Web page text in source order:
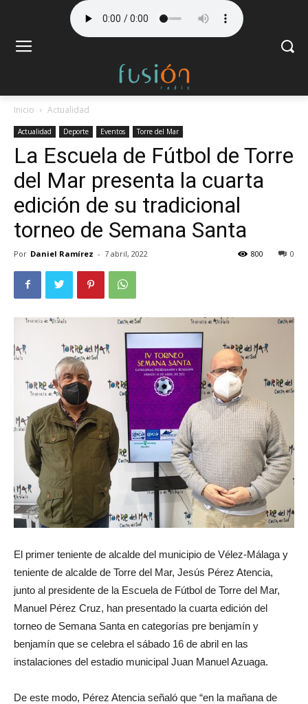
Inicio Actualidad
Actualidad Deporte Eventos Torre del Mar
La Escuela de Fútbol de Torre
del Mar presenta la cuarta
edición de su tradicional
torneo de Semana Santa
Por Daniel Ramírez - 7 abril, 2022 0
800
El primer teniente de alcalde del municipio de Vélez-Málaga y
teniente de alcalde de Torre del Mar, Jesús Pérez Atencia,
junto al presidente de la Escuela de Fútbol de Torre del Mar,
Manuel Pérez Cruz, han presentado la cuarta edición del
torneo de Semana Santa en categorías pre benjamín y
benjamín que se celebra el sábado 16 de abril en las
instalaciones del estadio municipal Juan Manuel Azuaga.
De este modo, Pérez Atencia señaló que “en la mañana de